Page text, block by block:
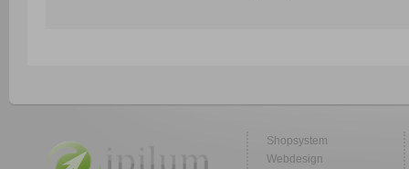
Shopsystem
Webdesign